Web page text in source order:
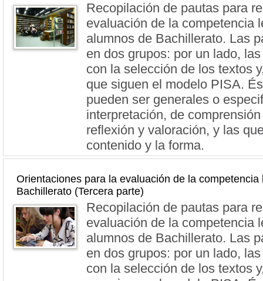
Recopilación de pautas para
evaluación de la competencia
alumnos de Bachillerato. Las
en dos grupos: por un lado,
con la selección de los textos
que siguen el modelo PISA.
pueden ser generales o
interpretación, de
reflexión y valoración, y las
contenido y la forma.
Orientaciones para la evaluación de la competencia
Bachillerato (Tercera parte)
Recopilación de pautas para
evaluación de la competencia
alumnos de Bachillerato. Las
en dos grupos: por un lado,
con la selección de los textos